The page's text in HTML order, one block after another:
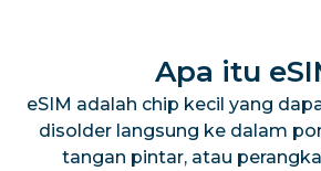
Apa itu
eSIM adalah chip kecil yang
disolder langsung ke dalam
tangan pintar, atau